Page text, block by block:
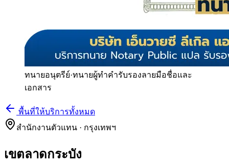
ทนายอนุตรีย์·ทนายผู้ทำคำรับรองลายมือชื่อและ
เอกสาร
พื้นที่ให้บริการทั้งหมด
สำนักงานตัวแทน · กรุงเทพฯ
เขตลาดกระบัง